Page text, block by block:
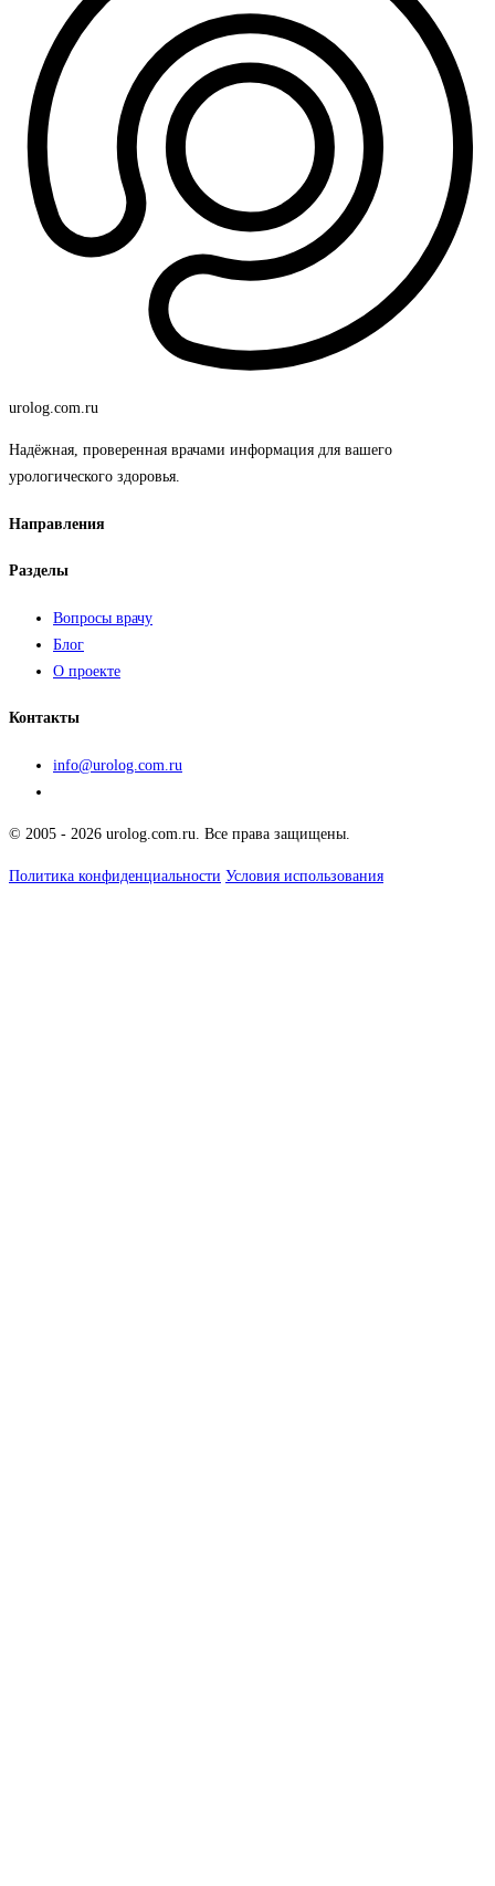
urolog .com.ru
Надёжная, проверенная врачами информация для вашего
урологического здоровья.
Направления
Разделы
Вопросы врачу
Блог
О проекте
Контакты
info@urolog.com.ru
© 2005 - 2026 urolog.com.ru. Все права защищены.
Политика конфиденциальности Условия использования